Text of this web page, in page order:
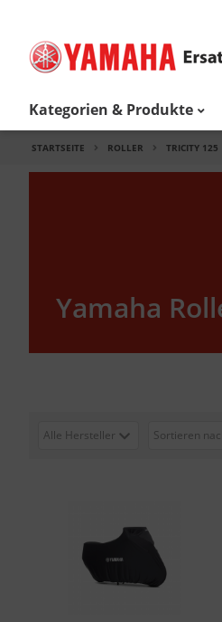
Kategorien & Produkte
STARTSEITE ROLLER TRICITY 125
Yamaha
Alle Hersteller Sortieren